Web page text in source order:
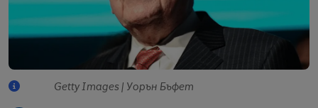
Getty Images | Уорън Бъфет